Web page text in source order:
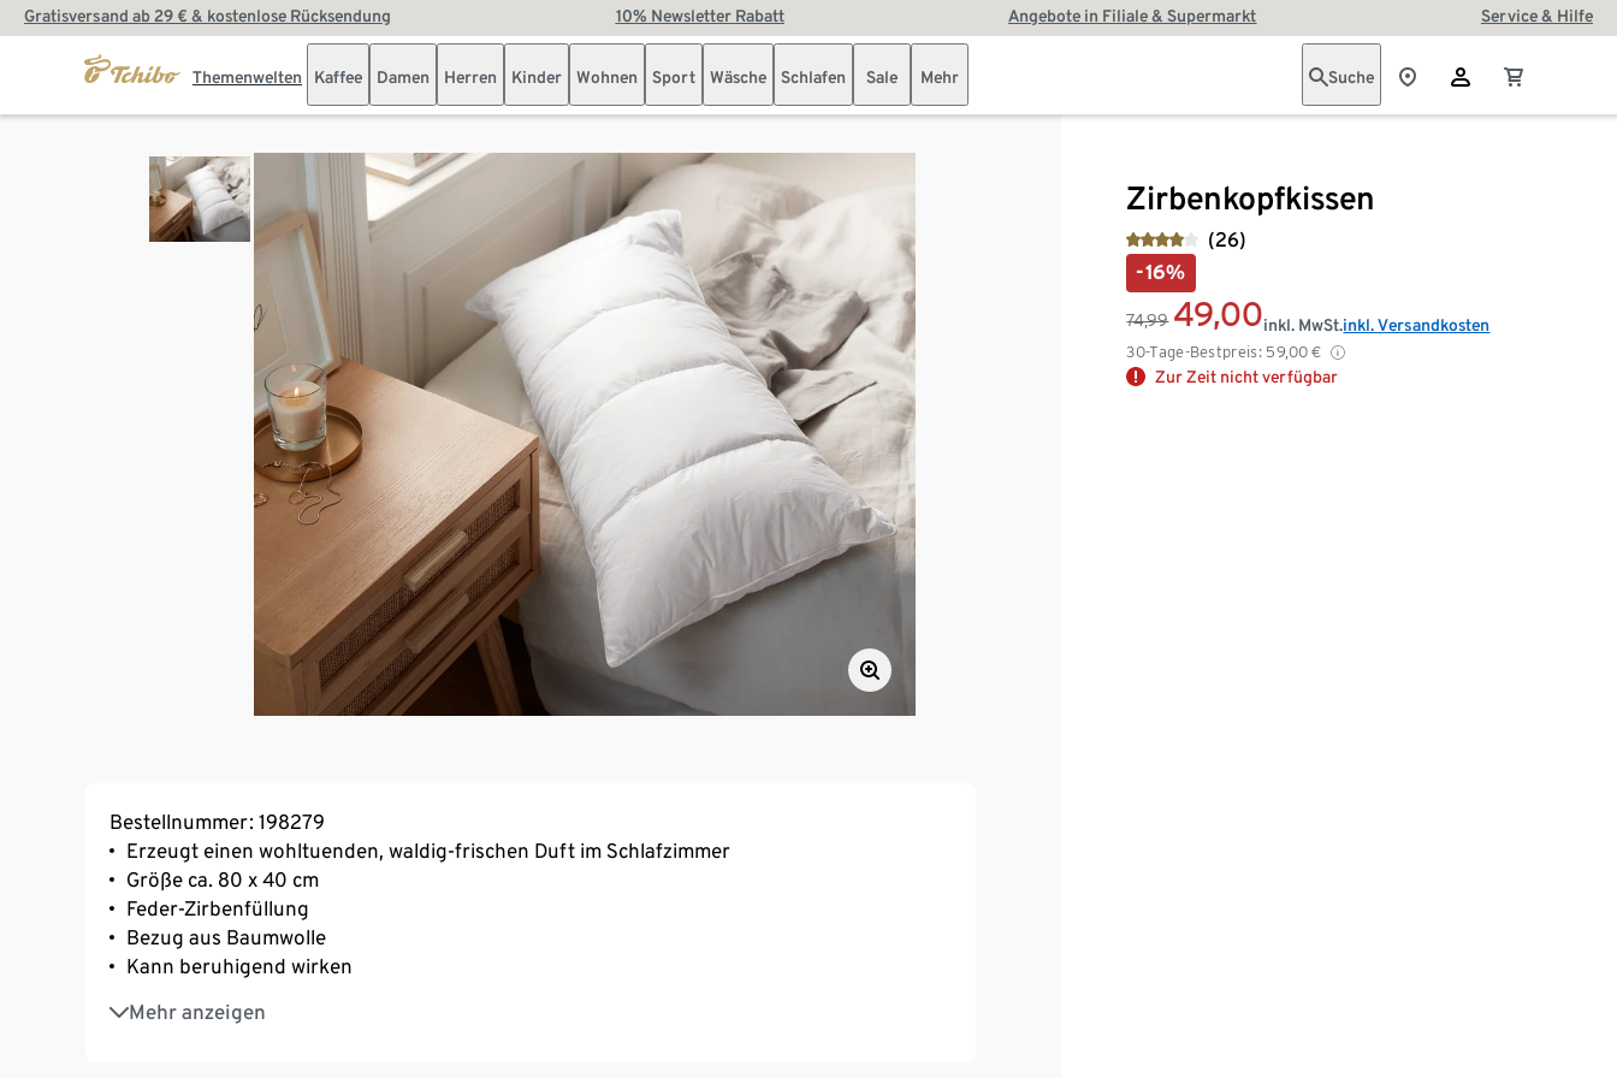
Gratisversand ab 29 € & kostenlose Rücksendung 10% Newsletter Rabatt Angebote in Filiale & Supermarkt Service & Hilfe
Themenwelten Kaffee Damen Herren Kinder Wohnen Sport Wäsche Schlafen Sale Mehr Suche
Zirbenkopfkissen
(26)
-16%
74,99 49,00
30-Tage-Bestpreis: 59,00 €
inkl. MwSt.inkl. Versandkosten
Zur Zeit nicht verfügbar
Bestellnummer: 198279
Erzeugt einen wohltuenden, waldig-frischen Duft im Schlafzimmer
Größe ca. 80 x 40 cm
Feder-Zirbenfüllung
Bezug aus Baumwolle
Kann beruhigend wirken
Mehr anzeigen
Mit abnehmbarem, waschbarem Daunen-Bezug gefüllt mit weißen Daunen und Federn,
nach DIN EN 12934